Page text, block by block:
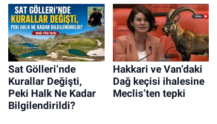
Sat Gölleri’nde
Kurallar Değişti,
Peki Halk Ne Kadar
Bilgilendirildi?
Hakkari ve Van’daki
Dağ keçisi ihalesine
Meclis’ten tepki